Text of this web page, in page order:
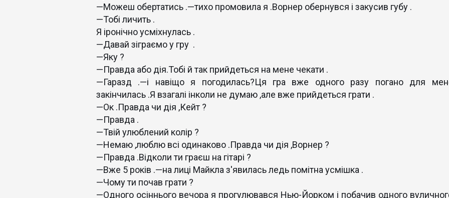
—Можеш обертатись .—тихо промовила я .Ворнер обернувся і закусив губу .
—Тобі личить .
Я іронічно усміхнулась .
—Давай зіграємо у гру .
—Яку ?
—Правда або дія.Тобі й так прийдеться на мене чекати .
—Гаразд .—і навіщо я погодилась?Ця гра вже одного разу погано для
закінчилась .Я взагалі інколи не думаю ,але вже прийдеться грати .
—Ок .Правда чи дія ,Кейт ?
—Правда .
—Твій улюблений колір ?
—Немаю ,люблю всі одинаково .Правда чи дія ,Ворнер ?
—Правда .Відколи ти граєш на гітарі ?
—Вже 5 років .—на лиці Майкла з'явилась ледь помітна усмішка .
—Чому ти почав грати ?
—Одного осіннього вечора я прогулювався Нью-Йорком і побачив одного